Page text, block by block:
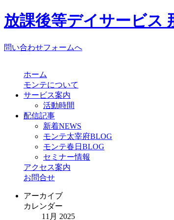
放課後等デイサービス
問い合わせフォームへ
ホーム
モンテについて
サービス案内
活動時間
配信記事
新着NEWS
モンテ太宰府BLOG
モンテ春日BLOG
セミナー情報
アクセス案内
お問合せ
アーカイブ
カレンダー
11月 2025